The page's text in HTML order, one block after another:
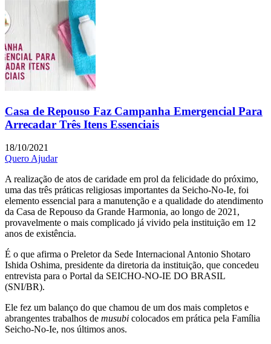
Casa de Repouso Faz Campanha Emergencial Para
Arrecadar Três Itens Essenciais
18/10/2021
Quero Ajudar
A realização de atos de caridade em prol da felicidade do próximo,
uma das três práticas religiosas importantes da Seicho-No-Ie, foi
elemento essencial para a manutenção e a qualidade do atendimento
da Casa de Repouso da Grande Harmonia, ao longo de 2021,
provavelmente o mais complicado já vivido pela instituição em 12
anos de existência.
É o que afirma o Preletor da Sede Internacional Antonio Shotaro
Ishida Oshima, presidente da diretoria da instituição, que concedeu
entrevista para o Portal da SEICHO-NO-IE DO BRASIL
(SNI/BR).
Ele fez um balanço do que chamou de um dos mais completos e
abrangentes trabalhos de musubi colocados em prática pela Família
Seicho-No-Ie, nos últimos anos.